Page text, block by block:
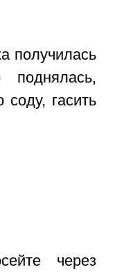
получилась
гасить
через